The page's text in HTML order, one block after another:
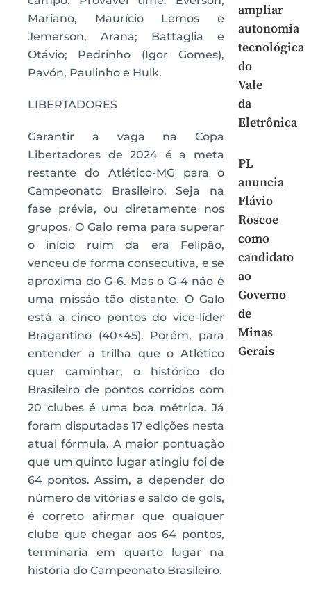
Mariano, Maurício Lemos e
Jemerson, Arana; Battaglia e
Otávio; Pedrinho (Igor Gomes),
Pavón, Paulinho e Hulk.
LIBERTADORES
Garantir a vaga na Copa
Libertadores de 2024 é a meta
restante do Atlético-MG para o
Campeonato Brasileiro. Seja na
fase prévia, ou diretamente nos
grupos. O Galo rema para superar
o início ruim da era Felipão,
venceu de forma consecutiva, e se
aproxima do G-6. Mas o G-4 não é
uma missão tão distante. O Galo
está a cinco pontos do vice-líder
Bragantino (40×45). Porém, para
entender a trilha que o Atlético
quer caminhar, o histórico do
Brasileiro de pontos corridos com
20 clubes é uma boa métrica. Já
foram disputadas 17 edições nesta
atual fórmula. A maior pontuação
que um quinto lugar atingiu foi de
64 pontos. Assim, a depender do
número de vitórias e saldo de gols,
é correto afirmar que qualquer
clube que chegar aos 64 pontos,
terminaria em quarto lugar na
história do Campeonato Brasileiro.
ampliar
autonomia
tecnológica
do
Vale
da
Eletrônica
PL
anuncia
Flávio
Roscoe
como
candidato
ao
Governo
de
Minas
Gerais